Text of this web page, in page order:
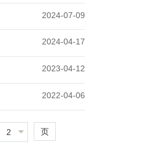
2024-07-09
2024-04-17
2023-04-12
2022-04-06
2 页